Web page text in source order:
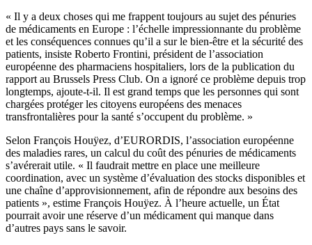
« Il y a deux choses qui me frappent toujours au sujet des pénuries
de médicaments en Europe : l’échelle impressionnante du problème
et les conséquences connues qu’il a sur le bien-être et la sécurité des
patients, insiste Roberto Frontini, président de l’association
européenne des pharmaciens hospitaliers, lors de la publication du
rapport au Brussels Press Club. On a ignoré ce problème depuis trop
longtemps, ajoute-t-il. Il est grand temps que les personnes qui sont
chargées protéger les citoyens européens des menaces
transfrontalières pour la santé s’occupent du problème. »
Selon François Houÿez, d’EURORDIS, l’association européenne
des maladies rares, un calcul du coût des pénuries de médicaments
s’avérerait utile. « Il faudrait mettre en place une meilleure
coordination, avec un système d’évaluation des stocks disponibles et
une chaîne d’approvisionnement, afin de répondre aux besoins des
patients », estime François Houÿez. À l’heure actuelle, un État
pourrait avoir une réserve d’un médicament qui manque dans
d’autres pays sans le savoir.